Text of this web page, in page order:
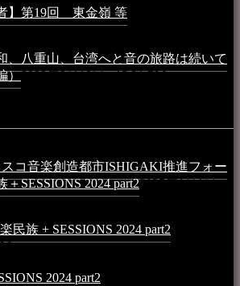
】第19回 東金嶺 等
、八重山、台湾へと音の旅路は続いて
）2023年3月18日 - 12:31 PM
コ音楽創造都市ISHIGAKI推進フォー
SESSIONS 2024 part22025年1月1日 -
民族 + SESSIONS 2024 part2
2024 part2